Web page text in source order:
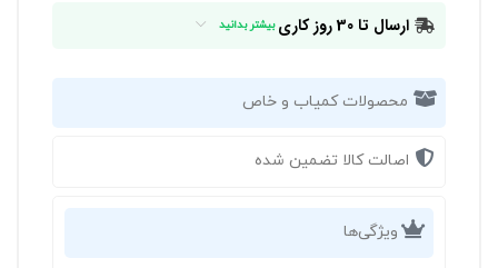
ارسال تا 30 روز کاری بیشتر بدانید
محصولات کمیاب و خاص
اصالت کالا تضمین شده
ویژگی‌ها